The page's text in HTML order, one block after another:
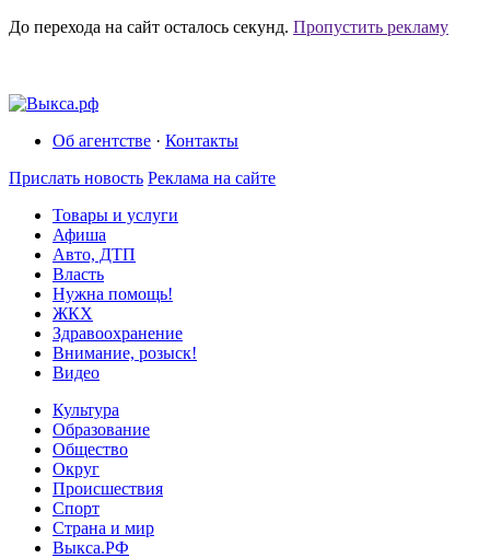
До перехода на сайт осталось секунд. Пропустить рекламу
Об агентстве · Контакты
Прислать новость Реклама на сайте
Товары и услуги
Афиша
Авто, ДТП
Власть
Нужна помощь!
ЖКХ
Здравоохранение
Внимание, розыск!
Видео
Культура
Образование
Общество
Округ
Происшествия
Спорт
Страна и мир
Выкса.РФ